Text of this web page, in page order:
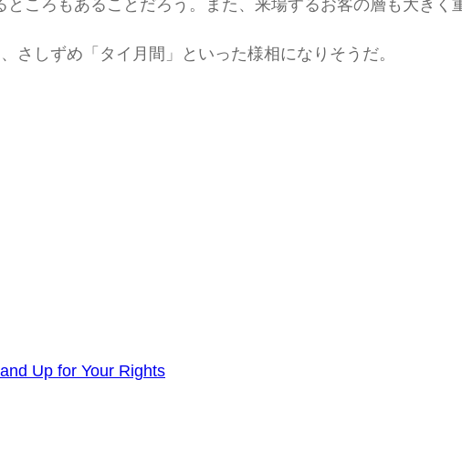
ころもあることだろう。また、来場するお客の層も大きく
さしずめ「タイ月間」といった様相になりそうだ。
Up for Your Rights